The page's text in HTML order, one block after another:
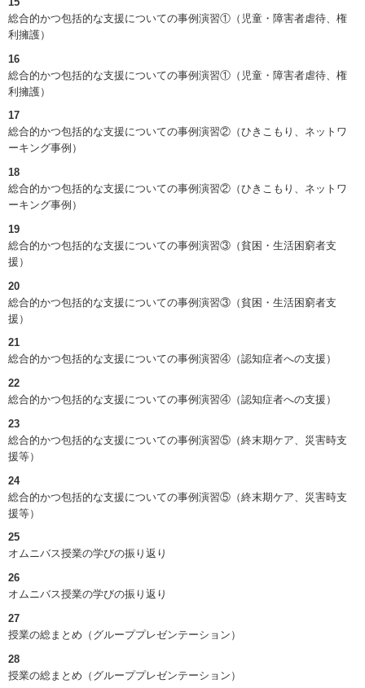
総合的かつ包括的な支援についての事例演習①（児童・障害者虐待、権
利擁護）
16
総合的かつ包括的な支援についての事例演習①（児童・障害者虐待、権
利擁護）
17
総合的かつ包括的な支援についての事例演習②（ひきこもり、ネットワ
ーキング事例）
18
総合的かつ包括的な支援についての事例演習②（ひきこもり、ネットワ
ーキング事例）
19
総合的かつ包括的な支援についての事例演習③（貧困・生活困窮者支
援）
20
総合的かつ包括的な支援についての事例演習③（貧困・生活困窮者支
援）
21
総合的かつ包括的な支援についての事例演習④（認知症者への支援）
22
総合的かつ包括的な支援についての事例演習④（認知症者への支援）
23
総合的かつ包括的な支援についての事例演習⑤（終末期ケア、災害時支
援等）
24
総合的かつ包括的な支援についての事例演習⑤（終末期ケア、災害時支
援等）
25
オムニバス授業の学びの振り返り
26
オムニバス授業の学びの振り返り
27
授業の総まとめ（グループプレゼンテーション）
28
授業の総まとめ（グループプレゼンテーション）